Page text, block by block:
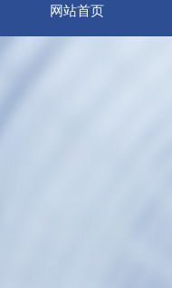
网站首页